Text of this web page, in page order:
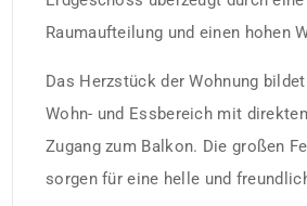
Raumaufteilung und einen hohen
Das Herzstück der Wohnung
Wohn- und Essbereich mit
Zugang zum Balkon. Die großen
sorgen für eine helle und